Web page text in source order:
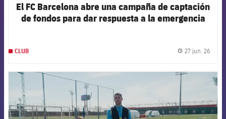
El FC Barcelona abre una campaña de captación
de fondos para dar respuesta a la emergencia
CLUB 27 jun. 26
FCB Barcelona badge